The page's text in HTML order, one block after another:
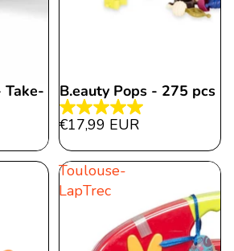
Take-
B.eauty Pops - 275 pcs
5.0
étoile(s)
sur
5.
2
évaluations
€17,99 EUR
Toulouse-
LapTrec